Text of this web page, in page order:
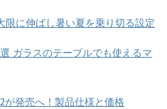
に伸ばし暑い夏を乗り切る設定
ガラスのテーブルでも使えるマ
発売へ！製品仕様と価格